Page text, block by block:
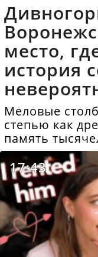
место,
история
Меловые
степью как
память
17:43